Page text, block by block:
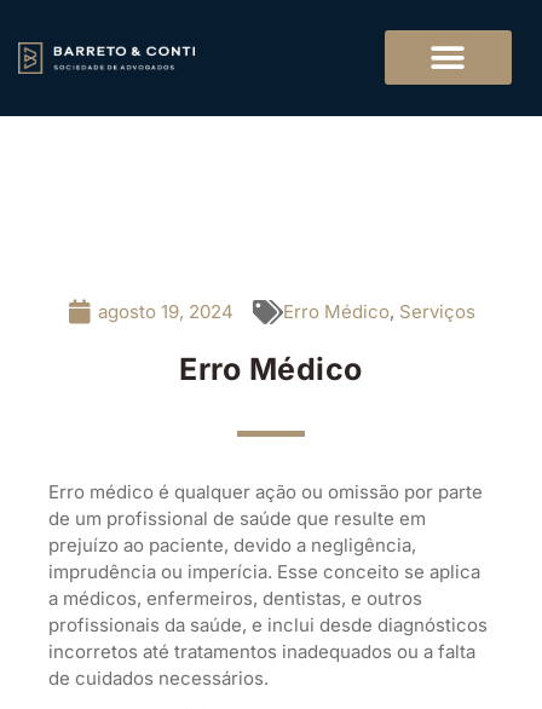
agosto 19, 2024 Erro Médico, Serviços
Erro Médico
Erro médico é qualquer ação ou omissão por parte
de um profissional de saúde que resulte em
prejuízo ao paciente, devido a negligência,
imprudência ou imperícia. Esse conceito se aplica
a médicos, enfermeiros, dentistas, e outros
profissionais da saúde, e inclui desde diagnósticos
incorretos até tratamentos inadequados ou a falta
de cuidados necessários.